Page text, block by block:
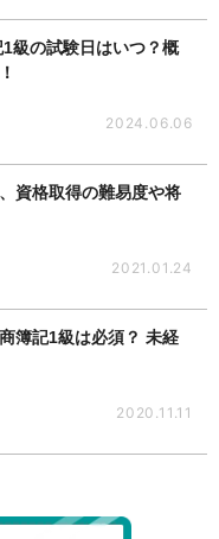
1級の試験日はいつ？概
2024.06.06
資格取得の難易度や将
2021.01.24
簿記1級は必須？ 未経
2020.11.11